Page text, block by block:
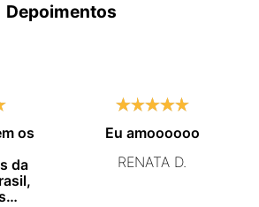
Depoimentos
os
da
Eu amoooooo
RENATA D.